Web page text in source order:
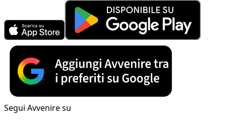
Segui Avvenire su